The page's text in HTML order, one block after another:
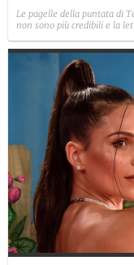
Le pagelle della puntata di
non sono più credibili e la
Giovanni che se stessa in